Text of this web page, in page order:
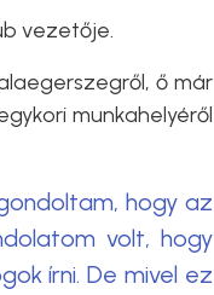
vezetője.
ő már
munkahelyéről
hogy az
volt, hogy
írni. De mivel ez